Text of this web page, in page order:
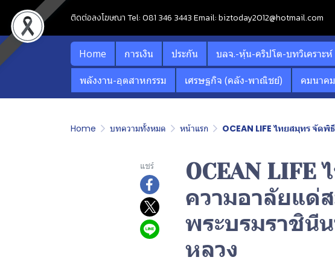
ติดต่อลงโฆษณา Tel: 081 346 3443 Email: biztoday2012@hotmail.com
Home การเงิน ประกัน บลจ.-หุ้น-คริปโต-บทวิเคราะห์
พลังงาน-อุตสาหกรรม
เศรษฐกิจ (คลัง-พาณิชย์) คมนาค
Home บทความทั้งหมด หน้าแรก OCEAN LIFE ไทยสมุทร จัด
แชร์
OCEAN
ความอาลัยแด่
พระบรมราชินี
หลวง